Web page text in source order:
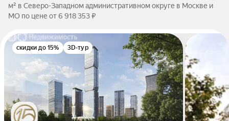
м² в Северо-Западном административном округе в Москве и
МО по цене от 6 918 353 ₽
скидки до 15% 3D-тур